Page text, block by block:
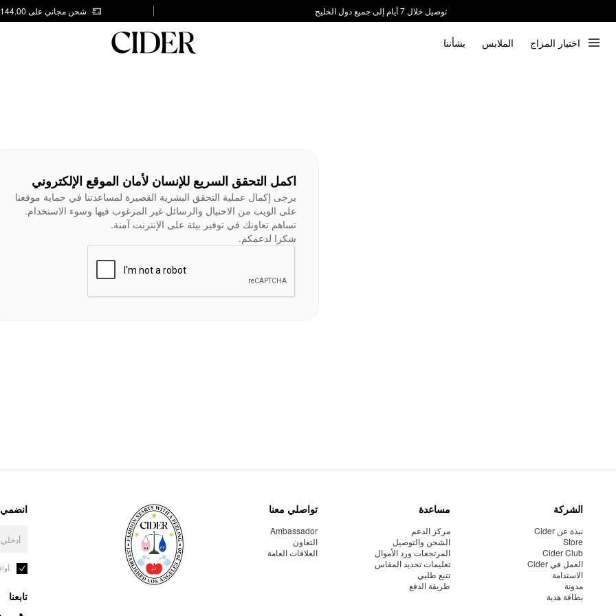
توصيل خلال 7 أيام إلى جميع دول الخليج
شحن مجاني على AED 144.00
اختيار المزاج الملابس بشأننا
اكمل التحقق السريع للإنسان لأمان الموقع الإلكتروني
يرجى إكمال عملية التحقق البشرية القصيرة لمساعدتنا في حماية موقعنا
على الويب من الاحتيال والرسائل غير المرغوب فيها وسوء الاستخدام.
تساهم تعاونك في توفير بيئة على الإنترنت آمنة.
شكرا لدعمكم.
الشركة
نبذة عن Cider
Store
Cider Club
العمل في Cider
الاستدامة
مدونة
بطاقة هدية
مساعدة
مركز الدعم
الشحن والتوصيل
المرتجعات ورد الأموال
تعليمات تحديد المقاس
تتبع طلبي
طريقة الدفع
تواصلي معنا
Ambassador
التعاون
العلاقات العامة
انضمي
تابعنا